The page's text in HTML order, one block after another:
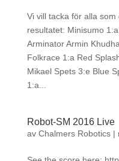
Vi vill tacka för alla
resultatet: Minisumo
Arminator Armin
Folkrace 1:a Red
Mikael Spets 3:e Blue
1:a...
Robot-SM 2016 Live
av Chalmers Robotics|